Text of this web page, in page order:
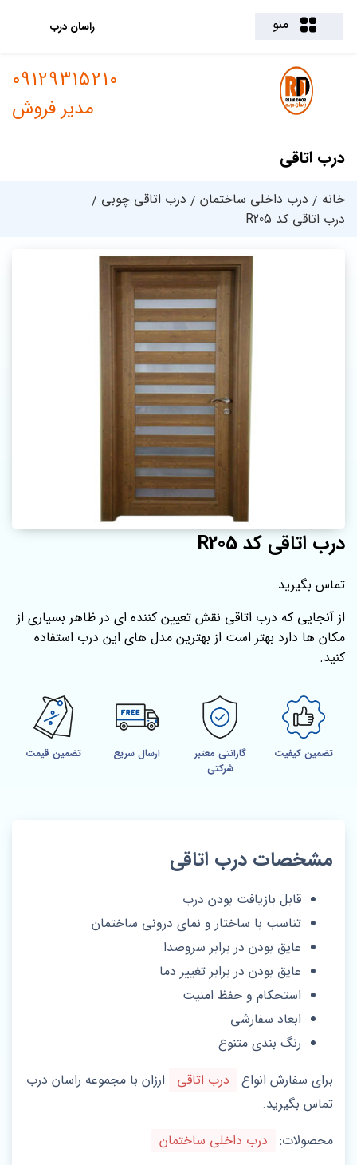
منو راسان درب
درب اتاقی
09129315210
مدیر فروش
خانه درب داخلی ساختمان
درب اتاقی چوبی
درب اتاقی کد R205
درب اتاقی کد R205
تماس بگیرید
از آنجایی که درب اتاقی نقش تعیین کننده ای در ظاهر بسیاری از
مکان ها دارد بهتر است از بهترین مدل های این درب استفاده
کنید.
تضمین کیفیت
گارانتی معتبر
شرکتی
ارسال سریع تضمین قیمت
مشخصات درب اتاقی
قابل بازیافت بودن درب
تناسب با ساختار و نمای درونی ساختمان
عایق بودن در برابر سروصدا
عایق بودن در برابر تغییر دما
استحکام و حفظ امنیت
ابعاد سفارشی
رنگ بندی متنوع
برای سفارش انواع
درب اتاقی
ارزان با مجموعه راسان درب
تماس بگیرید.
محصولات:
درب داخلی ساختمان